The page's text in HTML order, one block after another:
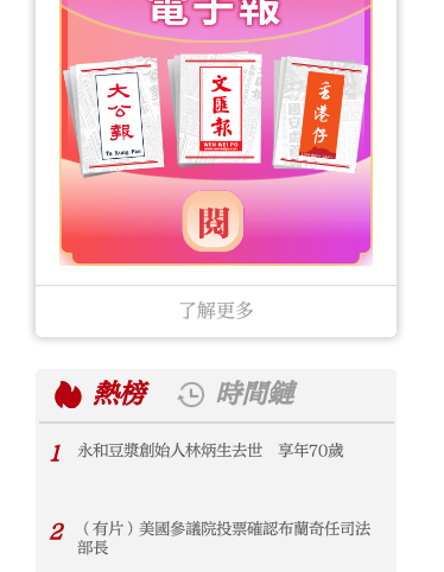
了解更多
熱榜 時間鏈
1 永和豆漿創始人林炳生去世 享年70歲
2
（有片）美國參議院投票確認布蘭奇任司法
部長